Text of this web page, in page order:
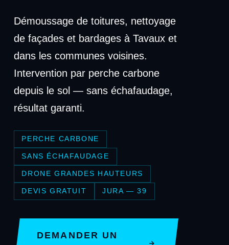
Démoussage de toitures, nettoyage
de façades et bardages à Tavaux et
dans les communes voisines.
Intervention par perche carbone
depuis le sol — sans échafaudage,
résultat garanti.
PERCHE CARBONE
SANS ÉCHAFAUDAGE
DRONE GRANDES HAUTEURS
DEVIS GRATUIT JURA — 39
DEMANDER UN